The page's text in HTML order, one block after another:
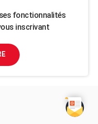
fonctionnalités
inscrivant